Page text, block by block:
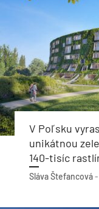
V Poľsku
unikátnou
140-tisíc
Sláva Štefancová-